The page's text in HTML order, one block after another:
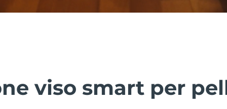
viso smart per